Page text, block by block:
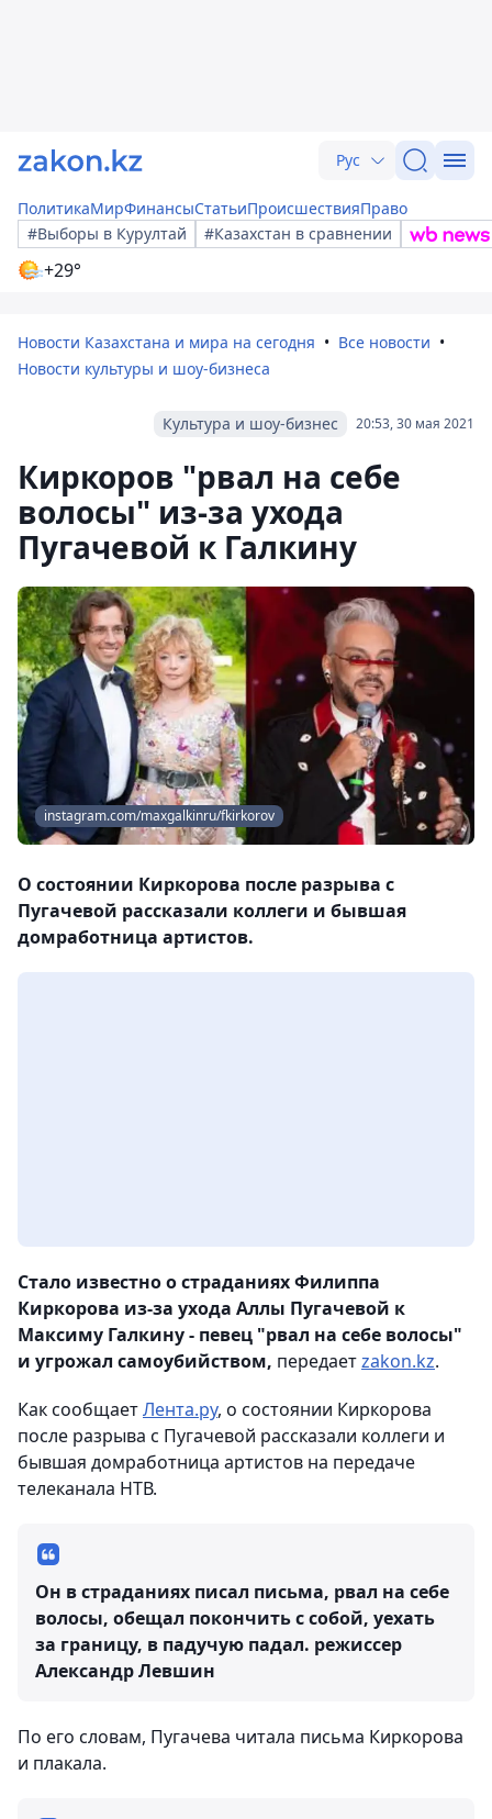
Рус
ПолитикаМирФинансыСтатьиПроисшествияПраво
#Выборы в Курултай
#Казахстан в сравнении
+29°
Новости Казахстана и мира на сегодня
Все новости
Новости культуры и шоу-бизнеса
20:53, 30 мая 2021
Культура и шоу-бизнес
Киркоров "рвал на себе
волосы" из-за ухода
Пугачевой к Галкину
instagram.com/maxgalkinru/fkirkorov
О состоянии Киркорова после разрыва с
Пугачевой рассказали коллеги и бывшая
домработница артистов.
Стало известно о страданиях Филиппа
Киркорова из-за ухода Аллы Пугачевой к
Максиму Галкину - певец "рвал на себе волосы"
и угрожал самоубийством, передаетzakon.kz.
Как сообщаетЛента.ру, о состоянии Киркорова
после разрыва с Пугачевой рассказали коллеги и
бывшая домработница артистов на передаче
телеканала НТВ.
Он в страданиях писал письма, рвал на себе
волосы, обещал покончить с собой, уехать
за границу, в падучую падал. режиссер
Александр Левшин
По его словам, Пугачева читала письма Киркорова
и плакала.